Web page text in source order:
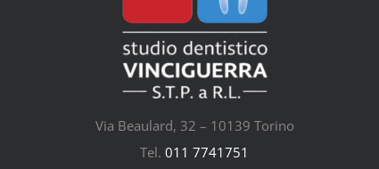
Via Beaulard, 32 – 10139 Torino
Tel. 011 7741751